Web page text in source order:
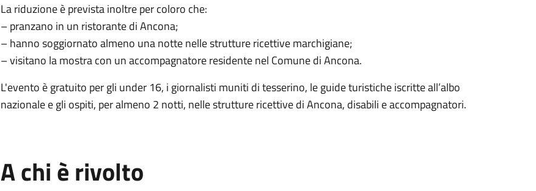
La riduzione è prevista inoltre per coloro che:
– pranzano in un ristorante di Ancona;
– hanno soggiornato almeno una notte nelle strutture ricettive marchigiane;
– visitano la mostra con un accompagnatore residente nel Comune di Ancona.
L'evento è gratuito per gli under 16, i giornalisti muniti di tesserino, le guide turistiche iscritte all’albo
nazionale e gli ospiti, per almeno 2 notti, nelle strutture ricettive di Ancona, disabili e accompagnatori.
A chi è rivolto